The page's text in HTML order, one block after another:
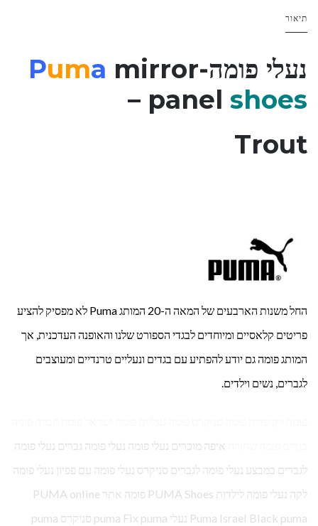
תיאור
נעלי פומה- Puma mirror
panel shoes
–
Trout
החל משנות הארבעים של המאה ה-20 המותג Puma לא מפסיק להציע
פריטים קלאסיים ומיוחדים לבגדי הספורט שלנו והאופנה העדכנית, אך
המותג פומה גם יודע להפתיע עם בגדים ונעליים טרנדיים ומעוצבים
לגברים, נשים וילדים.
איפה מוכרים נעלי פומה נעלי פומה גברים נעלי פומה
לגברים במבצע נעלי פומה לגברים סניקרס נעלי פומה עם פפיון נעלי פומה
לקה נעלי פומה לילדות PUMA Shoes פומה אתר PUMA online
Puma Israel Black puma נעלי puma Fix puma סניקרס puma